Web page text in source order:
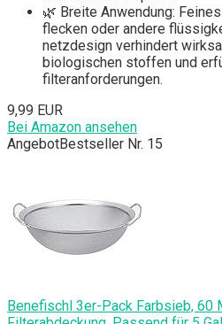
🌿 Breite Anwendung:
flecken oder andere
netzdesign verhindert
biologischen stoffen und
filteranforderungen.
9,99 EUR
Bei Amazon ansehen
AngebotBestseller Nr. 15
Benefischl 3er-Pack Farbsieb, 60